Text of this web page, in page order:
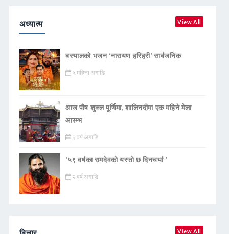
अध्यात्म View All
बस्यालको भजन ‘नारायण हरिहरी’ सार्बजनिक
५ महिना अगाडि
आज पौष शुक्ल पूर्णिमा, शालिनदीमा एक महिने मेला
आरम्भ
२ वर्ष अगाडि
‘५९ वर्षका रामदेवकाे यस्ताे छ दिनचर्या ’
२ वर्ष अगाडि
View All